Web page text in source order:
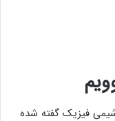
فیزیک گفته شده